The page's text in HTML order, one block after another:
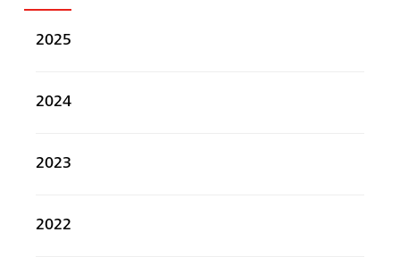
2025
2024
2023
2022